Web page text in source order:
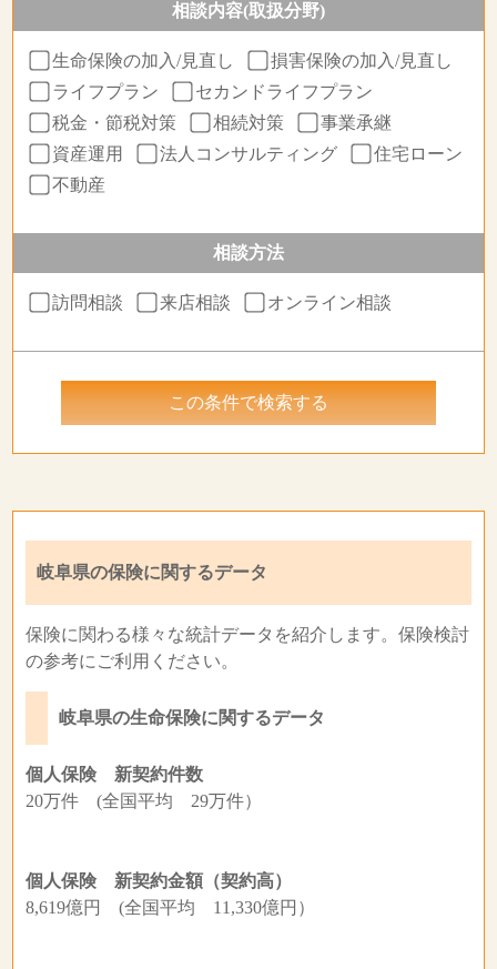
相談内容(取扱分野)
生命保険の加入/見直し
損害保険の加入/見直し
ライフプラン
セカンドライフプラン
税金・節税対策
相続対策
事業承継
資産運用
法人コンサルティング
住宅ローン
不動産
相談方法
訪問相談 来店相談 オンライン相談
岐阜県の保険に関するデータ
保険に関わる様々な統計データを紹介します。保険検討
の参考にご利用ください。
岐阜県の生命保険に関するデータ
個人保険 新契約件数
20万件 (全国平均 29万件）
個人保険 新契約金額（契約高）
8,619億円 (全国平均 11,330億円）